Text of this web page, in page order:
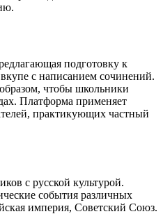
подготовку к
с написанием сочинений.
чтобы школьники
Платформа применяет
практикующих частный
с русской культурой.
события различных
империя, Советский Союз.